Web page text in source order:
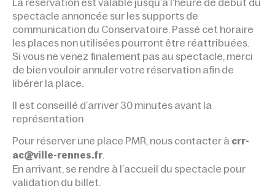
La réservation est valable jusqu’à l’heure de début du
spectacle annoncée sur les supports de
communication du Conservatoire. Passé cet horaire
les places non utilisées pourront être réattribuées.
Si vous ne venez finalement pas au spectacle, merci
de bien vouloir annuler votre réservation afin de
libérer la place.
Il est conseillé d’arriver 30 minutes avant la
représentation
Pour réserver une place PMR, nous contacter à crr-
ac@ville-rennes.fr
En arrivant, se rendre à l’accueil du spectacle pour
validation du billet.